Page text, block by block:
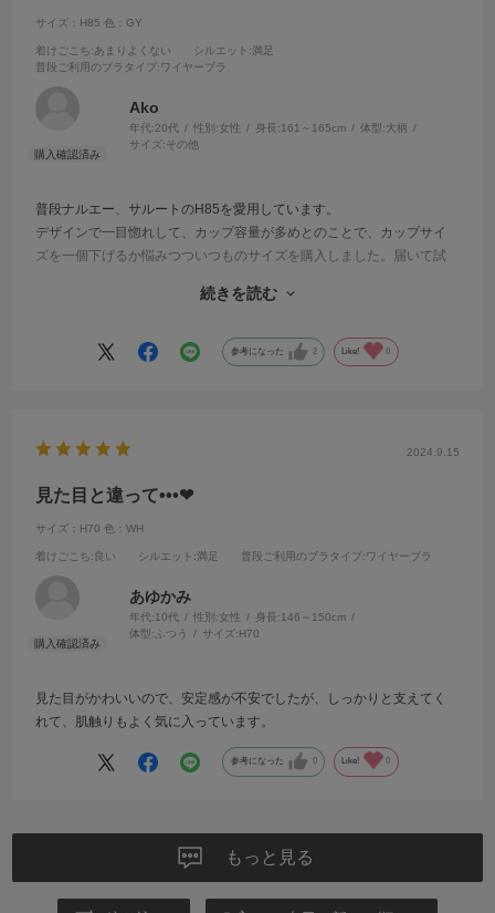
サイズ：H85 色：GY
着けごこち:あまりよくない シルエット :満足
普段ご利用のブラタイプ :ワイヤーブラ
Ako
年代:20代 性別:女性 身長:161～165cm 体型:大柄
サイズ: その他
普段ナルエー、サルートのH85を愛用しています。
デザインで一目惚れして、カップ容量が多めとのことで、カップサイ
ズを一個下げるか悩みつついつものサイズを購入しました。届いて試
ンがアンダーベルトとの境目で完全に折れてしまい、食い込んでとて
と思います、、、。グラマーさんで85ホック1番外側の人は気をつけた
方が良いです！観賞用にします！！
続きを読む
参考になった 2 Like! 0
2024.9.15
見た目と違って•••❤
サイズ：H70 色：WH
着けごこち:良い シルエット :満足 普段ご利用のブラタイプ :ワイヤーブラ
あゆかみ
年代:10代 性別:女性 身長:146～150cm
体型: ふつう サイズ:H70
見た目がかわいいので、安定感が不安でしたが、しっかりと支えてく
れて、肌触りもよく気に入っています。
参考になった 0 Like! 0
もっと見る